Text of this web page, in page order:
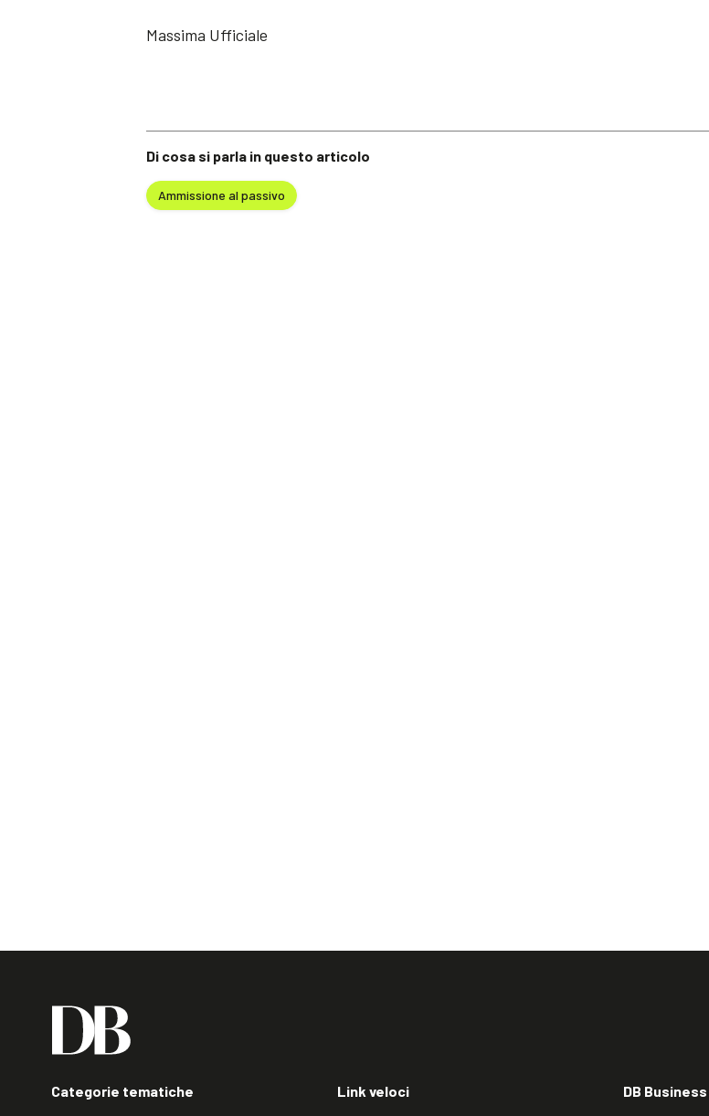
Di cosa si parla in questo articolo
Ammissione al passivo
Massima Ufficiale
Categorie tematiche Link veloci DB Business